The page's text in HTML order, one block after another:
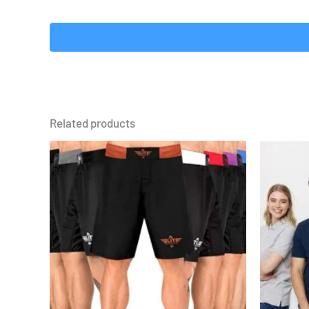
Related products